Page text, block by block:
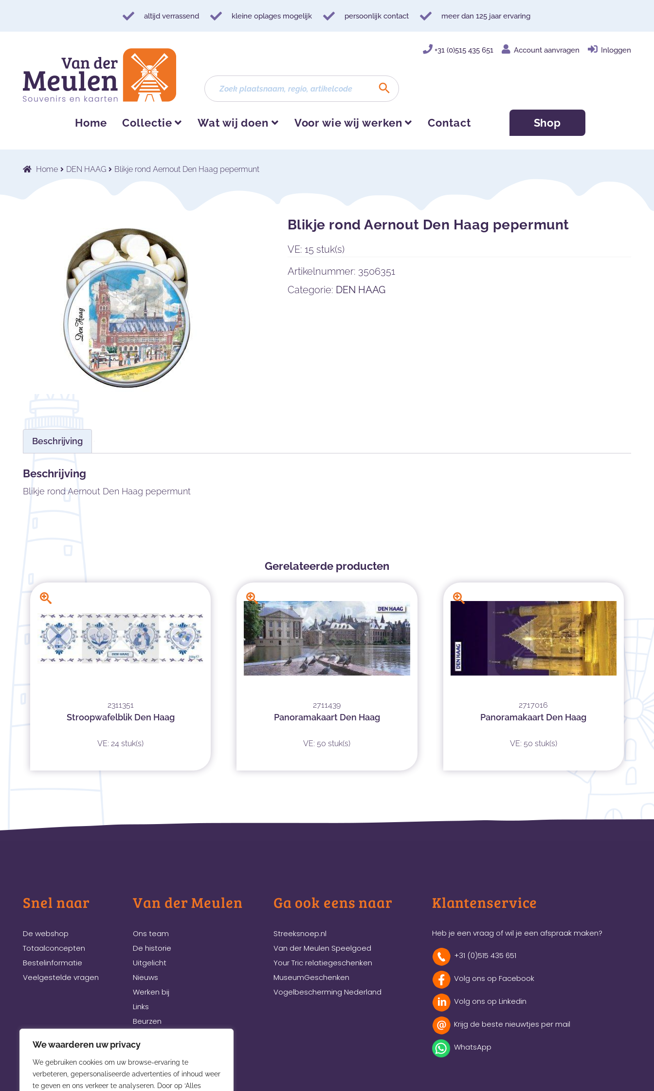
We waarderen uw privacy
We gebruiken cookies om uw browse-ervaring te
verbeteren, gepersonaliseerde advertenties of inhoud weer
te geven en ons verkeer te analyseren. Door op ‘Alles
altijd verrassend kleine oplages mogelijk persoonlijk contact meer dan 125 jaar ervaring
navigatie
inhoud
+31 (0)515 435 651 Account aanvragen Inloggen
Home Collectie Wat wij doen Voor wie wij werken Contact Shop
Home DEN HAAG Blikje rond Aernout Den Haag pepermunt
Blikje rond Aernout Den Haag pepermunt
VE: 15 stuk(s)
Artikelnummer: 3506351
Categorie: DEN HAAG
Beschrijving
Beschrijving
Blikje rond Aernout Den Haag pepermunt
Gerelateerde producten
2311351
Stroopwafelblik Den Haag
VE: 24 stuk(s)
2711439
Panoramakaart Den Haag
VE: 50 stuk(s)
2717016
Panoramakaart Den Haag
VE: 50 stuk(s)
Snel naar
De webshop
Totaalconcepten
Bestelinformatie
Veelgestelde vragen
Van der Meulen
Ons team
De historie
Uitgelicht
Nieuws
Werken bij
Links
Beurzen
Ga ook eens naar
Streeksnoep.nl
Van der Meulen Speelgoed
Your Tric relatiegeschenken
MuseumGeschenken
Vogelbescherming Nederland
Klantenservice
Heb je een vraag of wil je een afspraak maken?
+31 (0)515 435 651
Volg ons op Facebook
Volg ons op Linkedin
Krijg de beste nieuwtjes per mail
WhatsApp